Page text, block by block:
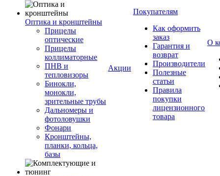
Оптика и кронштейны
Прицелы
оптические
Прицелы
коллиматорные
ПНВ и
тепловизоры
Бинокли,
монокли,
зрительные трубы
Дальномеры и
фотоловушки
Фонари
Кронштейны,
планки, кольца,
базы
Акции
Покупателям
Как оформить
заказ
Гарантия и
возврат
Производители
Полезные
статьи
Правила
покупки
лицензионного
товара
О